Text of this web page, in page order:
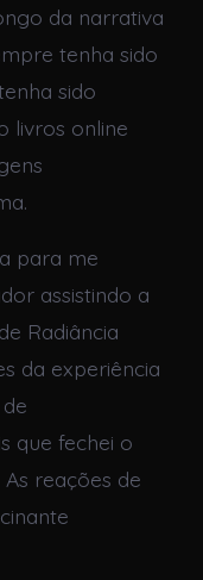
da narrativa
tenha sido
sido
livros online
para me
assistindo a
Radiância
da experiência
que fechei o
reações de